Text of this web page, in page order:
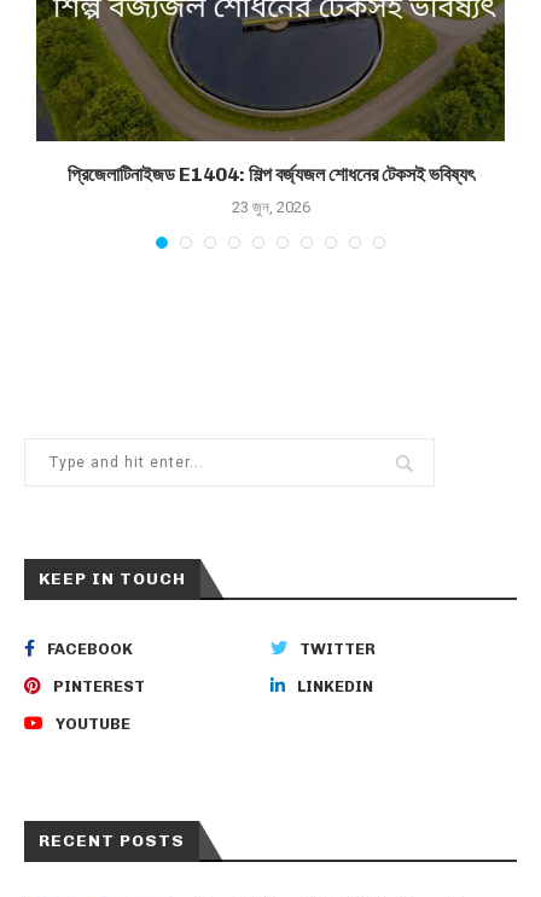
প্রিজেলাটিনাইজড E1404: শিল্প বর্জ্যজল শোধনের টেকসই ভবিষ্যৎ
23 জুন, 2026
KEEP IN TOUCH
FACEBOOK TWITTER
PINTEREST LINKEDIN
YOUTUBE
RECENT POSTS